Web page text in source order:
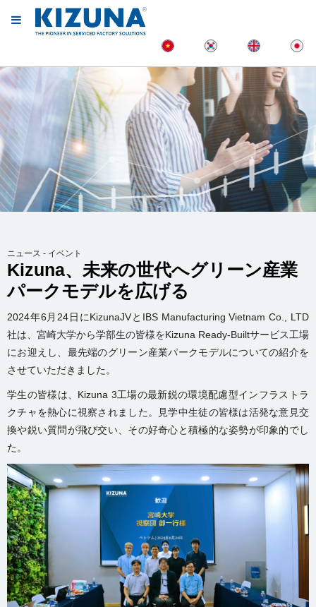
ニュース - イベント
Kizuna、未来の世代へグリーン産業
パークモデルを広げる
2024年6月24日にKizunaJVとIBS Manufacturing Vietnam Co., LTD
社は、宮崎大学から学部生の皆様をKizuna Ready-Builtサービス工場
にお迎えし、最先端のグリーン産業パークモデルについての紹介を
させていただきました。
学生の皆様は、Kizuna 3工場の最新鋭の環境配慮型インフラストラ
クチャを熱心に視察されました。見学中生徒の皆様は活発な意見交
換や鋭い質問が飛び交い、その好奇心と積極的な姿勢が印象的でし
た。